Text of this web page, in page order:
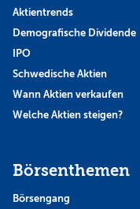
Aktientrends
Demografische Dividende
IPO
Schwedische Aktien
Wann Aktien verkaufen
Welche Aktien steigen?
Börsenthemen
Börsengang